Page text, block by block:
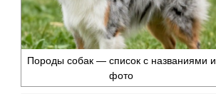
Породы собак — список с названиями и
фото